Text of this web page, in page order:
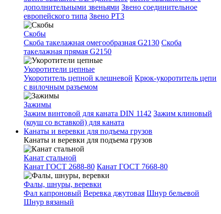
дополнительными звеньями Звено соединительное
европейского типа Звено РТ3
Скобы
Скоба такелажная омегообразная G2130 Скоба
такелажная прямая G2150
Укоротители цепные
Укоротитель цепной клешневой Крюк-укоротитель цепи
с вилочным разъемом
Зажимы
Зажим винтовой для каната DIN 1142 Зажим клиновый
(коуш со вставкой) для каната
Канаты и веревки для подъема грузов
Канаты и веревки для подъема грузов
Канат стальной
Канат ГОСТ 2688-80 Канат ГОСТ 7668-80
Фалы, шнуры, веревки
Фал капроновый Веревка джутовая Шнур бельевой
Шнур вязаный